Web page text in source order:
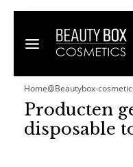
Home@Beautybox-
Producten
disposable